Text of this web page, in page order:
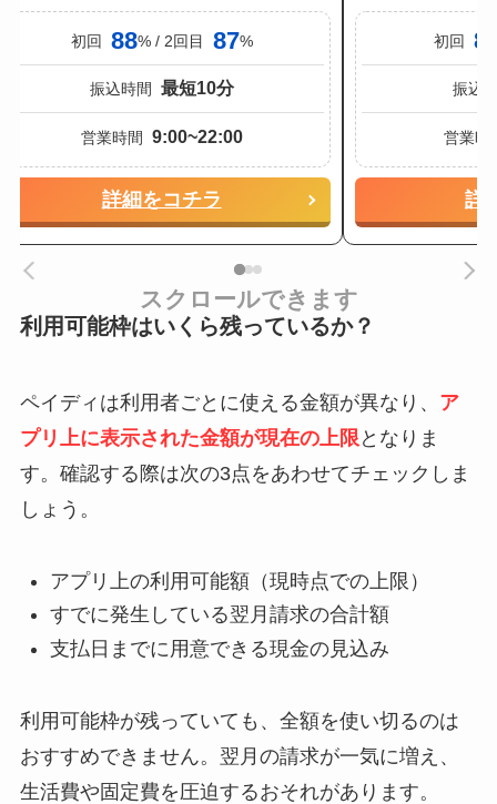
初回 88% / 2回目 87%
振込時間 最短10分
営業時間 9:00~22:00
詳細をコチラ
初回
振込
営業時
詳
スクロールできます
利用可能枠はいくら残っているか？
ペイディは利用者ごとに使える金額が異なり、 ア
プリ上に表示された金額が現在の上限となりま
す。確認する際は次の3点をあわせてチェックしま
しょう。
アプリ上の利用可能額（現時点での上限）
すでに発生している翌月請求の合計額
支払日までに用意できる現金の見込み
利用可能枠が残っていても、全額を使い切るのは
おすすめできません。翌月の請求が一気に増え、
生活費や固定費を圧迫するおそれがあります。